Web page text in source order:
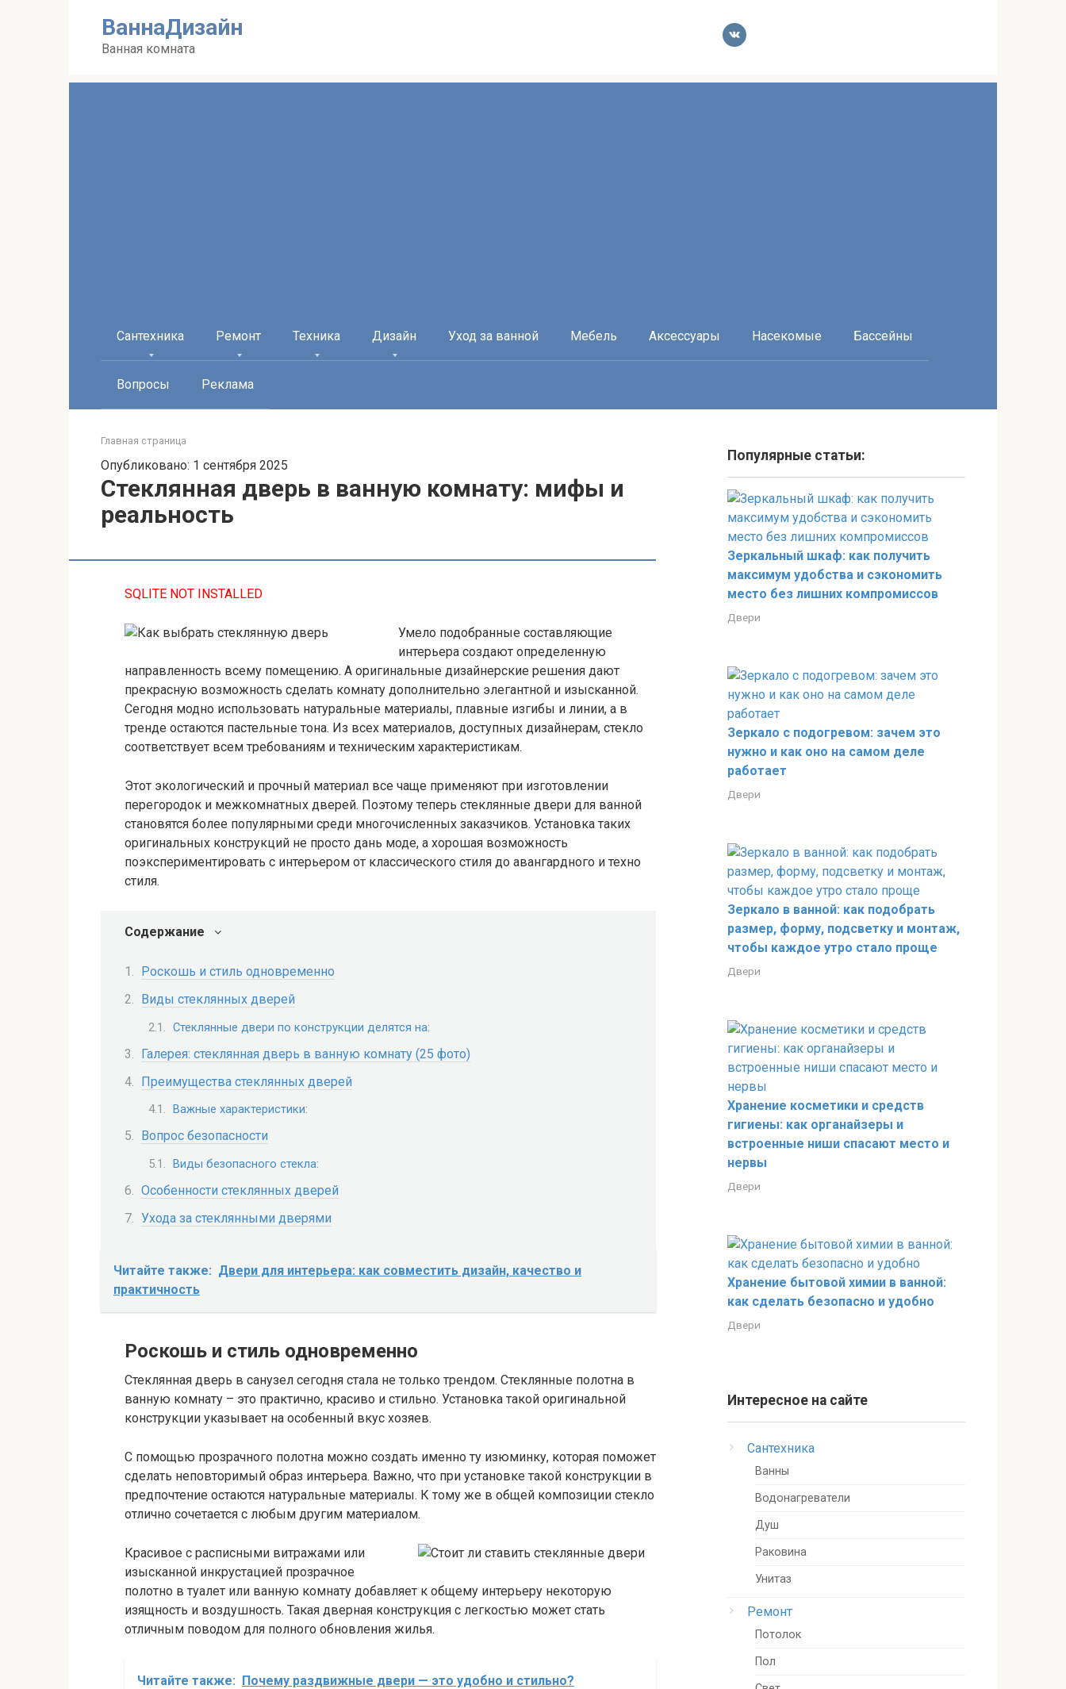
ВаннаДизайн
Ванная комната
Сантехника Ремонт Техника Дизайн Уход за ванной Мебель Аксессуары Насекомые Бассейны
Вопросы Реклама
Главная страница
Опубликовано: 1 сентября 2025
Стеклянная дверь в ванную комнату: мифы и
реальность
SQLITE NOT INSTALLED
Умело подобранные составляющие
интерьера создают определенную
направленность всему помещению. А оригинальные дизайнерские решения дают
прекрасную возможность сделать комнату дополнительно элегантной и изысканной.
Сегодня модно использовать натуральные материалы, плавные изгибы и линии, а в
тренде остаются пастельные тона. Из всех материалов, доступных дизайнерам, стекло
соответствует всем требованиям и техническим характеристикам.
Этот экологический и прочный материал все чаще применяют при изготовлении
перегородок и межкомнатных дверей. Поэтому теперь стеклянные двери для ванной
становятся более популярными среди многочисленных заказчиков. Установка таких
оригинальных конструкций не просто дань моде, а хорошая возможность
поэкспериментировать с интерьером от классического стиля до авангардного и техно
стиля.
Содержание
Роскошь и стиль одновременно
Виды стеклянных дверей
Стеклянные двери по конструкции делятся на:
Галерея: стеклянная дверь в ванную комнату (25 фото)
Преимущества стеклянных дверей
Важные характеристики:
Вопрос безопасности
Виды безопасного стекла:
Особенности стеклянных дверей
Ухода за стеклянными дверями
Читайте также: Двери для интерьера: как совместить дизайн, качество и
практичность
Роскошь и стиль одновременно
Стеклянная дверь в санузел сегодня стала не только трендом. Стеклянные полотна в
ванную комнату – это практично, красиво и стильно. Установка такой оригинальной
конструкции указывает на особенный вкус хозяев.
С помощью прозрачного полотна можно создать именно ту изюминку, которая поможет
сделать неповторимый образ интерьера. Важно, что при установке такой конструкции в
предпочтение остаются натуральные материалы. К тому же в общей композиции стекло
отлично сочетается с любым другим материалом.
Красивое с расписными витражами или
изысканной инкрустацией прозрачное
полотно в туалет или ванную комнату добавляет к общему интерьеру некоторую
изящность и воздушность. Такая дверная конструкция с легкостью может стать
отличным поводом для полного обновления жилья.
Читайте также: Почему раздвижные двери — это удобно и стильно?
Популярные статьи:
Зеркальный шкаф: как получить
максимум удобства и сэкономить
место без лишних компромиссов
Двери
Зеркало с подогревом: зачем это
нужно и как оно на самом деле
работает
Двери
Зеркало в ванной: как подобрать
размер, форму, подсветку и монтаж,
чтобы каждое утро стало проще
Двери
Хранение косметики и средств
гигиены: как органайзеры и
встроенные ниши спасают место и
нервы
Двери
Хранение бытовой химии в ванной:
как сделать безопасно и удобно
Двери
Интересное на сайте
Сантехника
Ванны
Водонагреватели
Душ
Раковина
Унитаз
Ремонт
Потолок
Пол